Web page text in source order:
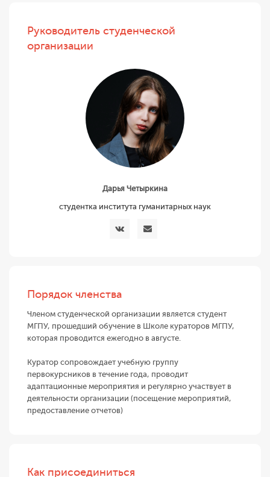
Руководитель студенческой
организации
Дарья Четыркина
студентка института гуманитарных наук
Порядок членства
Членом студенческой организации является студент
МГПУ, прошедший обучение в Школе кураторов МГПУ,
которая проводится ежегодно в августе.
Куратор сопровождает учебную группу
первокурсников в течение года, проводит
адаптационные мероприятия и регулярно участвует в
деятельности организации (посещение мероприятий,
предоставление отчетов)
Как присоединиться